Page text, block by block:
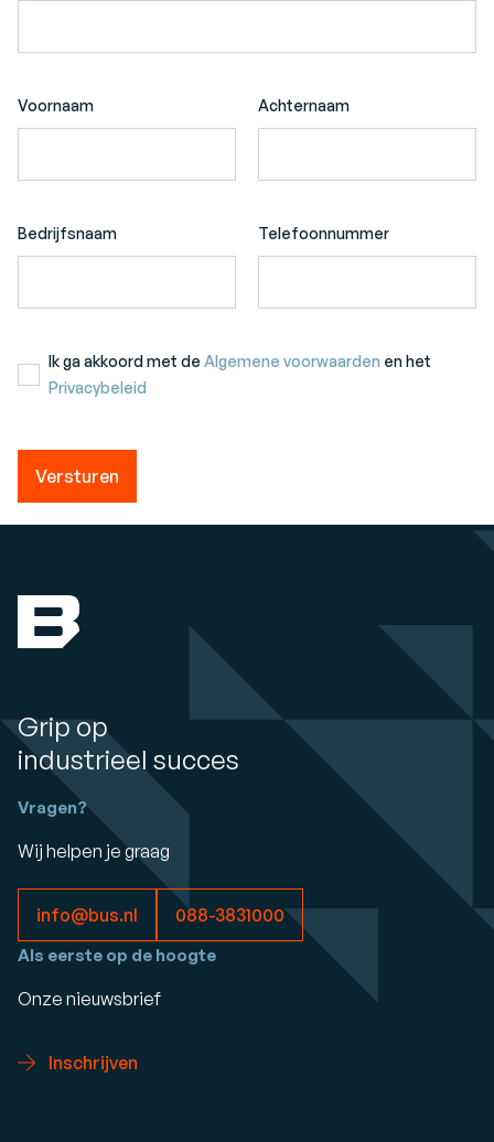
Voornaam Achternaam
Bedrijfsnaam Telefoonnummer
Ik ga akkoord met de Algemene voorwaarden en het
Privacybeleid
Versturen
Grip op
industrieel succes
Vragen?
Wij helpen je graag
info@bus.nl 088-3831000
Als eerste op de hoogte
Onze nieuwsbrief
Inschrijven